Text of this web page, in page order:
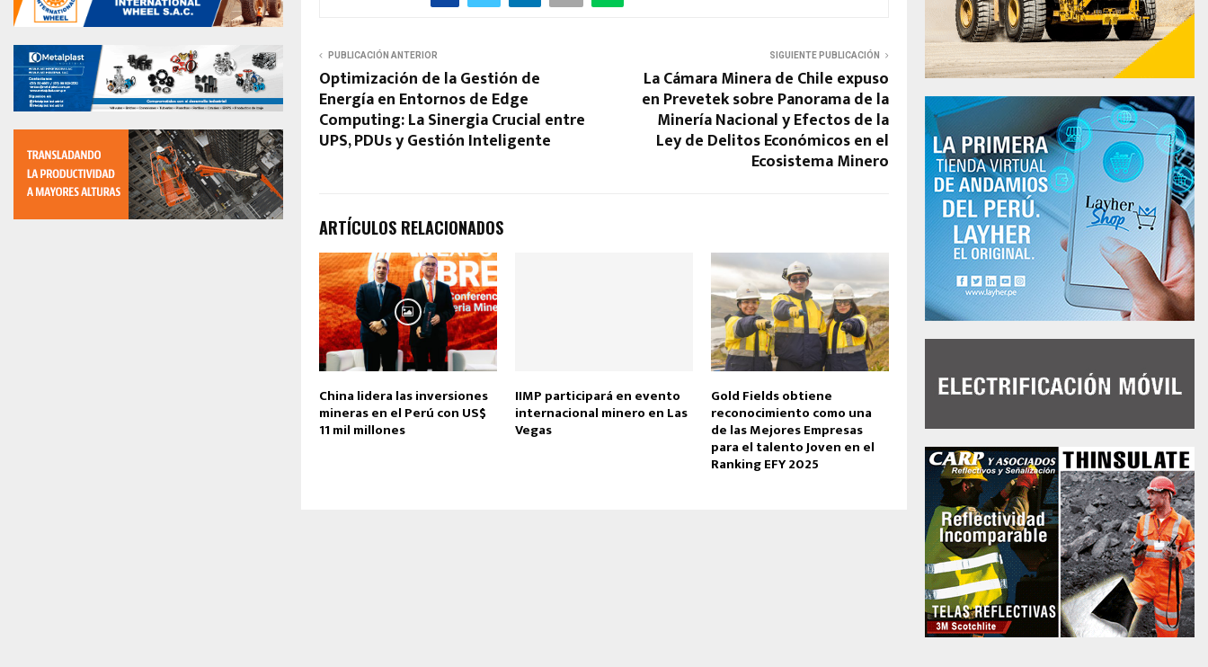
PUBLICACIÓN ANTERIOR
Optimización de la Gestión de
Energía en Entornos de Edge
Computing: La Sinergia Crucial entre
UPS, PDUs y Gestión Inteligente
SIGUIENTE PUBLICACIÓN
La Cámara Minera de Chile expuso
en Prevetek sobre Panorama de la
Minería Nacional y Efectos de la
Ley de Delitos Económicos en el
Ecosistema Minero
ARTÍCULOS RELACIONADOS
China lidera las inversiones
mineras en el Perú con US$
11 mil millones
IIMP participará en evento
internacional minero en Las
Vegas
Gold Fields obtiene
reconocimiento como una
de las Mejores Empresas
para el talento Joven en el
Ranking EFY 2025